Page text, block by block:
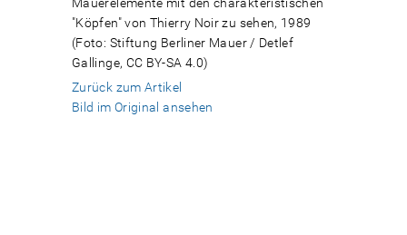
"Köpfen" von Thierry Noir zu sehen, 1989
(Foto: Stiftung Berliner Mauer / Detlef
Gallinge, CC BY-SA 4.0)
Zurück zum Artikel
Bild im Original ansehen